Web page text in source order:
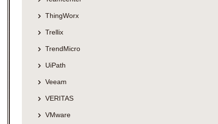
ThingWorx
Trellix
TrendMicro
UiPath
Veeam
VERITAS
VMware